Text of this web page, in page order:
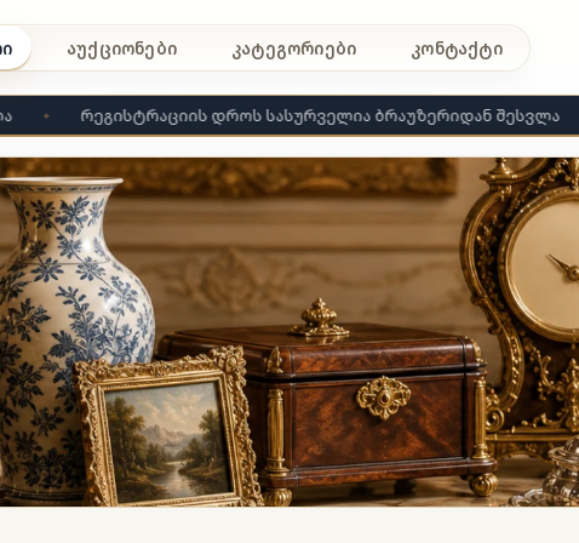
აუქციონები კატეგორიები კონტაქტი
✦ რეგისტრაციის დროს სასურველია ბრაუზერიდან შესვლა ✦